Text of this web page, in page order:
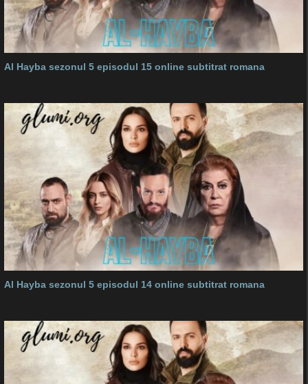
Al Hayba sezonul 5 episodul 15 online subtitrat romana
Al Hayba sezonul 5 episodul 14 online subtitrat romana